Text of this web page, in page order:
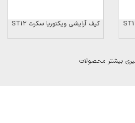
کیف آرایشی ویکتوریا سکرت ST12
بیشتر محصولات